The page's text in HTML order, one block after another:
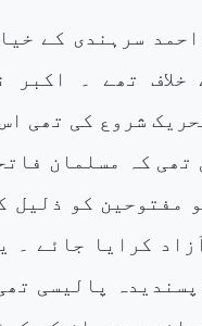
سرہندی کے
خلاف تھے ۔ اکبر
شروع کی تھی
تھی کہ مسلمان
مفتوحین کو ذلیل
کرایا جائے ۔
پالیسی